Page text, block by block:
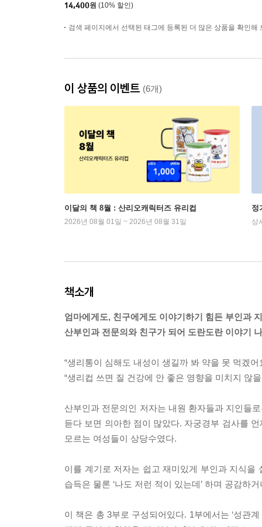
14,400원 (10% 할인)
검색 페이지에서 선택된 태그에 등록된 더 많은 상품을 확인해
이 상품의 이벤트 (6개)
이달의 책 8월 : 산리오캐릭터즈 유리컵
2026년 08월 01일 ~ 2026년 08월 31일
정
상
책소개
엄마에게도, 친구에게도 이야기하기 힘든 부인과
산부인과 전문의와 친구가 되어 도란도란 이야기
“생리통이 심해도 내성이 생길까 봐 약을 못 먹겠어
“생리컵 쓰면 질 건강에 안 좋은 영향을 미치지 않을
산부인과 전문의인 저자는 내원 환자들과 지인들
듣다 보면 의아한 점이 많았다. 자궁경부 검사를
모르는 여성들이 상당수였다.
이를 계기로 저자는 쉽고 재미있게 부인과 지식
습득은 물론 ‘나도 저런 적이 있는데’ 하며 공감하
이 책은 총 3부로 구성되어있다. 1부에서는 ‘성관